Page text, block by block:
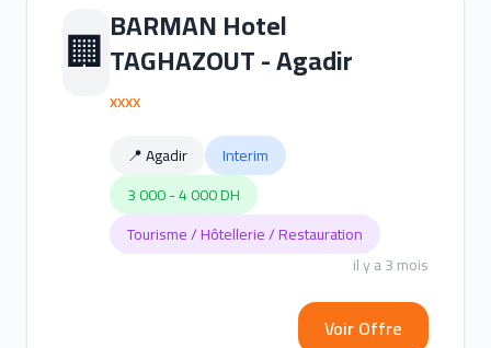
🏢 BARMAN Hotel
TAGHAZOUT - Agadir
xxxx
📍 Agadir
Interim
3 000 - 4 000 DH
Tourisme / Hôtellerie / Restauration
il y a 3 mois
Voir Offre